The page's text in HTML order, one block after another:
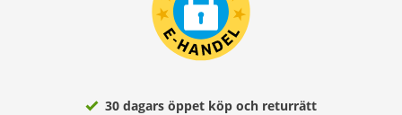
30 dagars öppet köp och returrätt